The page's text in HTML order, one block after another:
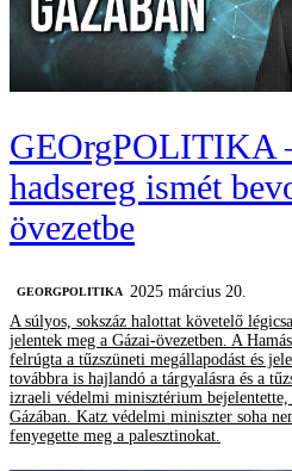
GEOrgPOLITIKA
hadsereg ismét
övezetbe
‎GEORGPOLITIKA
2025 március 20.
A súlyos, sokszáz halottat követelő
jelentek meg a Gázai-övezetben. A
felrúgta a tűzszüneti megállapodást és
továbbra is hajlandó a tárgyalásra és a
izraeli védelmi minisztérium
Gázában. Katz védelmi miniszter soha
fenyegette meg a palesztinokat.